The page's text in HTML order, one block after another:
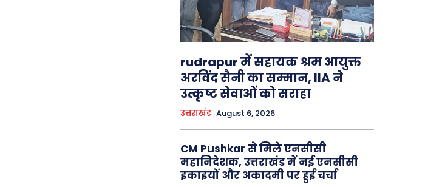
rudrapur में सहायक श्रम आयुक्त
अरविंद सैनी का सम्मान, IIA ने
उत्कृष्ट सेवाओं को सराहा
उत्तराखंड August 6, 2026
CM Pushkar से मिले एनसीसी
महानिदेशक, उत्तराखंड में नई एनसीसी
इकाइयों और अकादमी पर हुई चर्चा